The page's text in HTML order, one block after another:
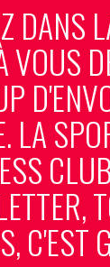
DANS
VOUS
LA
CLUB
C'EST